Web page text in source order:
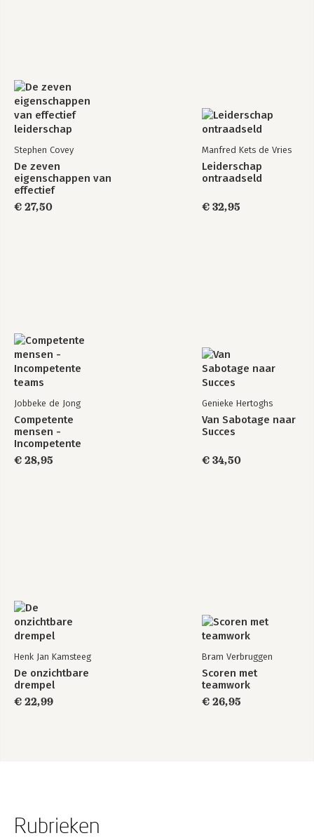
Stephen Covey
De zeven
eigenschappen van
effectief
leiderschap
€ 27,50
Manfred Kets de Vries
Leiderschap
ontraadseld
€ 32,95
Jobbeke de Jong
Competente
mensen -
Incompetente
teams
€ 28,95
Genieke Hertoghs
Van Sabotage naar
Succes
€ 34,50
Henk Jan Kamsteeg
De onzichtbare
drempel
€ 22,99
Bram Verbruggen
Scoren met
teamwork
€ 26,95
Rubrieken